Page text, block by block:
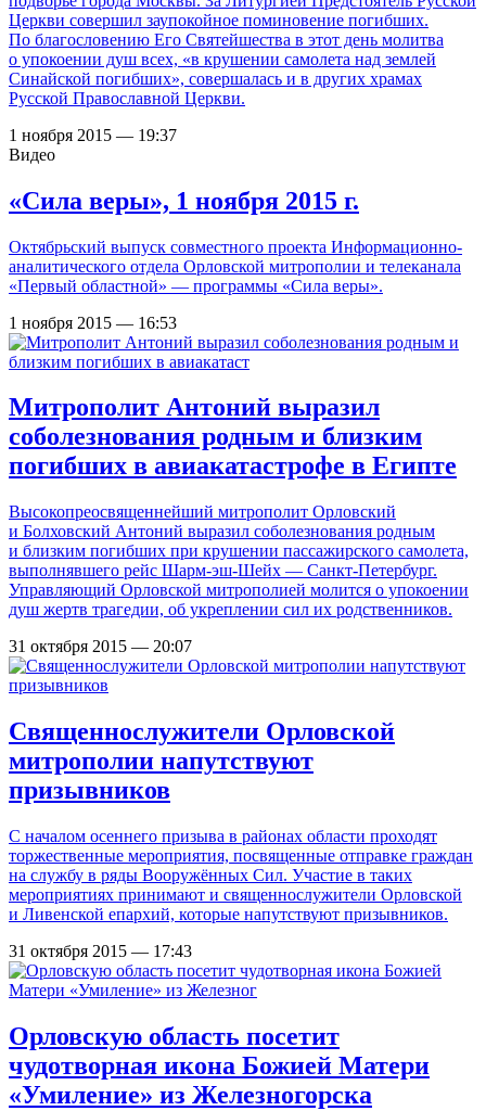
Церкви совершил заупокойное поминовение погибших.
По благословению Его Святейшества в этот день молитва
о упокоении душ всех, «в крушении самолета над землей
Синайской погибших», совершалась и в других храмах
Русской Православной Церкви.
1 ноября 2015 — 19:37
Видео
«Сила веры», 1 ноября 2015 г.
Октябрьский выпуск совместного проекта Информационно-
аналитического отдела Орловской митрополии и телеканала
«Первый областной» — программы «Сила веры».
1 ноября 2015 — 16:53
Митрополит Антоний выразил
соболезнования родным и близким
погибших в авиакатастрофе в Египте
Высокопреосвященнейший митрополит Орловский
и Болховский Антоний выразил соболезнования родным
и близким погибших при крушении пассажирского самолета,
выполнявшего рейс Шарм-эш-Шейх — Санкт-Петербург.
Управляющий Орловской митрополией молится о упокоении
душ жертв трагедии, об укреплении сил их родственников.
31 октября 2015 — 20:07
Священнослужители Орловской
митрополии напутствуют
призывников
С началом осеннего призыва в районах области проходят
торжественные мероприятия, посвященные отправке граждан
на службу в ряды Вооружённых Сил. Участие в таких
мероприятиях принимают и священнослужители Орловской
и Ливенской епархий, которые напутствуют призывников.
31 октября 2015 — 17:43
Орловскую область посетит
чудотворная икона Божией Матери
«Умиление» из Железногорска